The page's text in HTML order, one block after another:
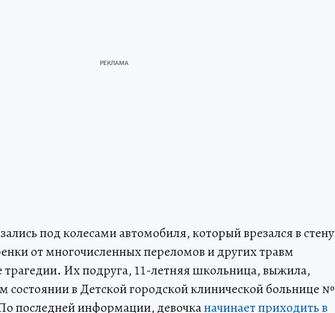
под колесами автомобиля, который врезался в стену
от многочисленных переломов и других травм
трагедии. Их подруга, 11-летняя школьница, выжила,
состоянии в Детской городской клинической больнице №
последней информации, девочканачинает приходить в